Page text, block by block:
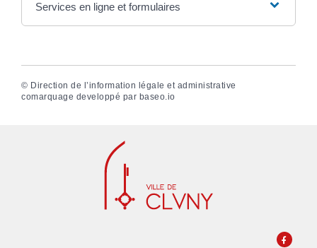
Services en ligne et formulaires
© Direction de l’information légale et administrative
comarquage developpé par baseo.io